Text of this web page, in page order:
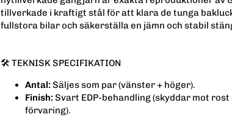
tillverkade i kraftigt stål för att klara de tunga
fullstora bilar och säkerställa en jämn och stabil
🛠 TEKNISK SPECIFIKATION
Antal:Säljes som par (vänster + höger).
Finish:Svart EDP-behandling (skyddar mot
förvaring).